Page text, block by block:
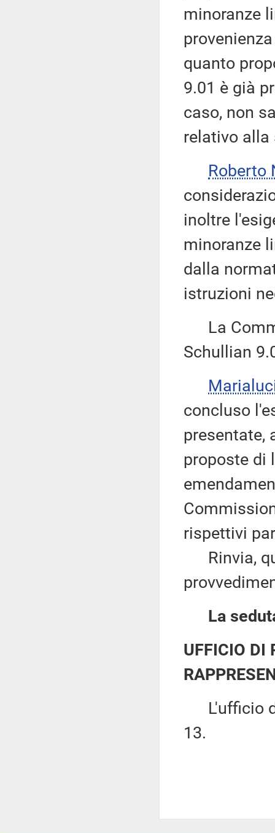
minoranze
quanto
9.01 è già
caso, non
relativo alla
Roberto
inoltre
minoranze
dalla
istruzioni
La
Schullian
concluso
presentate,
proposte di
rispettivi
Rinvia,
La
UFFICIO DI
L'ufficio di
13.